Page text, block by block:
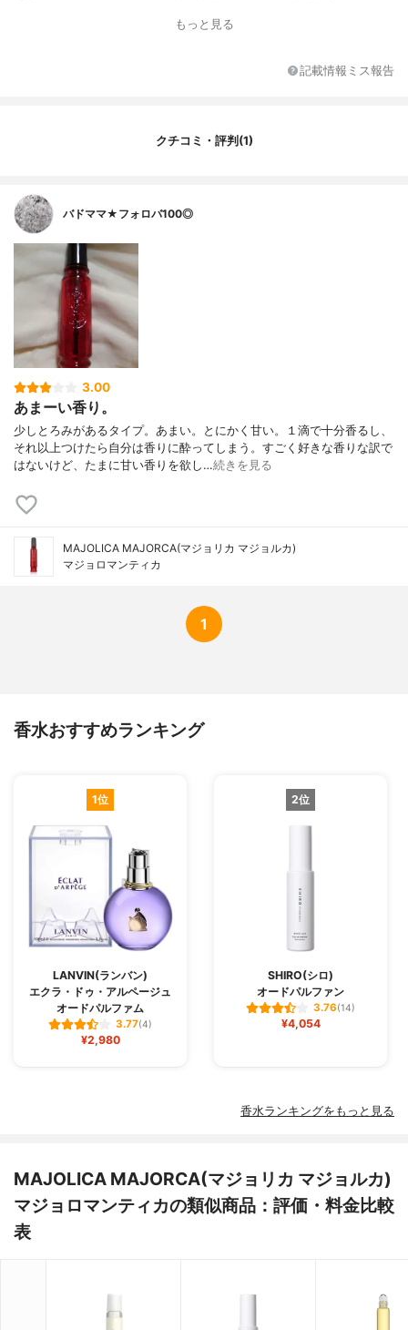
もっと見る
記載情報ミス報告
クチコミ・評判(1)
バドママ★フォロバ100◎
3.00
あまーい香り。
少しとろみがあるタイプ。あまい。とにかく甘い。１滴で十分香るし、
それ以上つけたら自分は香りに酔ってしまう。すごく好きな香りな訳で
はないけど、たまに甘い香りを欲し…続きを見る
MAJOLICA MAJORCA(マジョリカ マジョルカ)
マジョロマンティカ
1
香水おすすめランキング
1位
LANVIN(ランバン)
エクラ・ドゥ・アルページュ
オードパルファム
3.77(4)
¥2,980
2位
SHIRO(シロ)
オードパルファン
3.76(14)
¥4,054
香水ランキングをもっと見る
MAJOLICA MAJORCA(マジョリカ マジョルカ)
マジョロマンティカの類似商品：評価・料金比較
表